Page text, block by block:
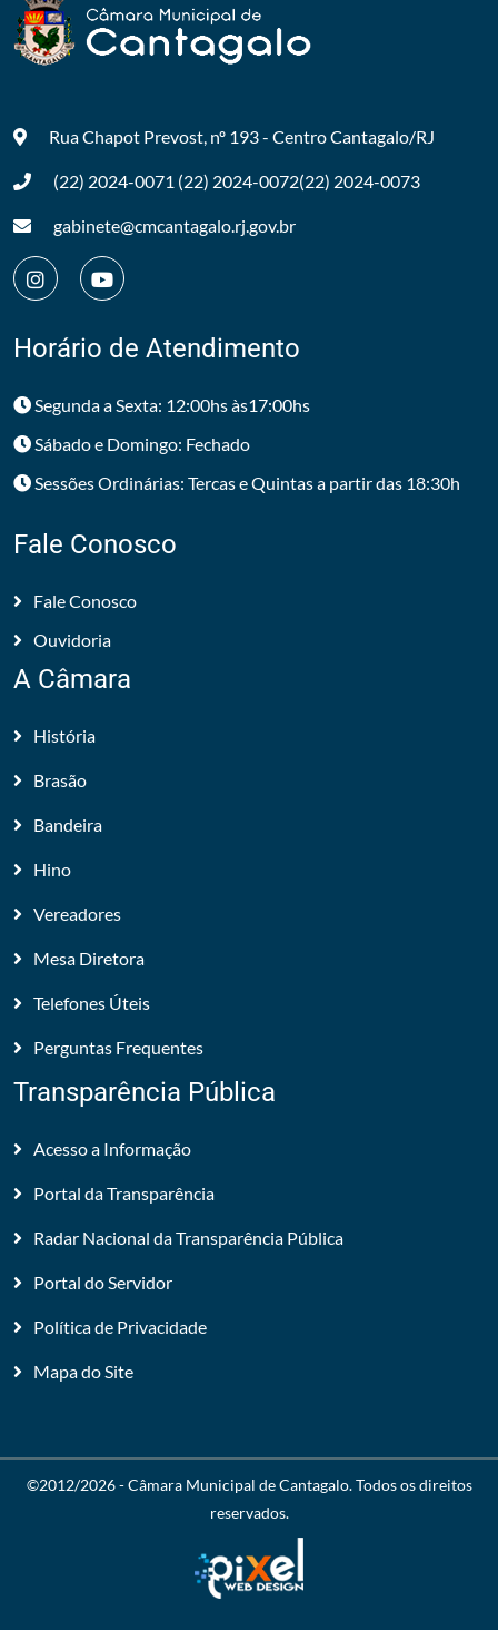
Rua Chapot Prevost, nº 193 - CentroCantagalo/RJ
(22) 2024-0071 (22) 2024-0072(22) 2024-0073
gabinete@cmcantagalo.rj.gov.br
Horário de Atendimento
Segunda a Sexta: 12:00hs às17:00hs
Sábado e Domingo: Fechado
Sessões Ordinárias: Tercas e Quintas a partir das 18:30h
Fale Conosco
Fale Conosco
Ouvidoria
A Câmara
História
Brasão
Bandeira
Hino
Vereadores
Mesa Diretora
Telefones Úteis
Perguntas Frequentes
Transparência Pública
Acesso a Informação
Portal da Transparência
Radar Nacional da Transparência Pública
Portal do Servidor
Política de Privacidade
Mapa do Site
©2012/2026 -Câmara Municipal de Cantagalo. Todos os direitos
reservados.